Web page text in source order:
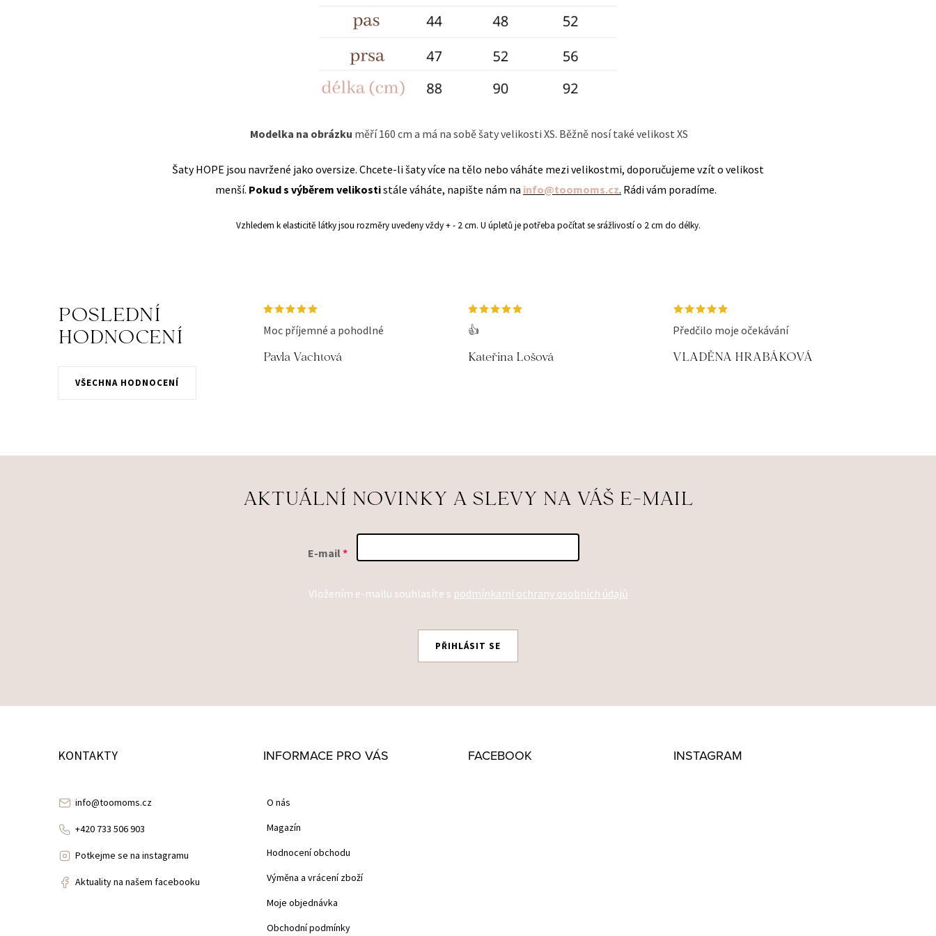
Modelka na obrázku měří 160 cm a má na sobě šaty velikosti XS. Běžně nosí také velikost XS
Šaty HOPE jsou navržené jako oversize. Chcete-li šaty více na tělo nebo váháte mezi velikostmi, doporučujeme vzít o velikost
menší. Pokud s výběrem velikostistále váháte, napište nám na info@toomoms.cz. Rádi vám poradíme.
Vzhledem k elasticitě látky jsou rozměry uvedeny vždy + - 2 cm. U úpletů je potřeba počítat se srážlivostí o 2 cm do délky.
POSLEDNÍ
HODNOCENÍ
VŠECHNA HODNOCENÍ
Moc příjemné a pohodlné
Pavla Vachtová
👍
Kateřina Lošová
Předčilo moje očekávání
VLADĚNA HRABÁKOVÁ
AKTUÁLNÍ NOVINKY A SLEVY NA VÁŠ E-MAIL
E-mail
Vložením e-mailu souhlasíte s podmínkami ochrany osobních údajů
PŘIHLÁSIT SE
Z
KONTAKTY
info@toomoms.cz
+420 733 506 903
Potkejme se na instagramu
Aktuality na našem facebooku
INFORMACE PRO VÁS
O nás
Magazín
Hodnocení obchodu
Výměna a vrácení zboží
Moje objednávka
Obchodní podmínky
FACEBOOK INSTAGRAM